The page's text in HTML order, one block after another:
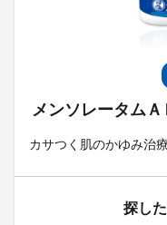
メンソレータム
カサつく肌のかゆみ治
探し